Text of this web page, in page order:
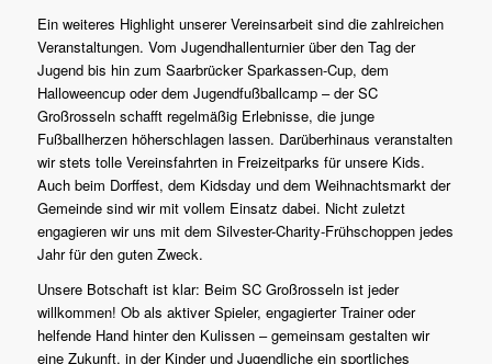
Ein weiteres Highlight unserer Vereinsarbeit sind die zahlreichen
Veranstaltungen. Vom Jugendhallenturnier über den Tag der
Jugend bis hin zum Saarbrücker Sparkassen-Cup, dem
Halloweencup oder dem Jugendfußballcamp – der SC
Großrosseln schafft regelmäßig Erlebnisse, die junge
Fußballherzen höherschlagen lassen. Darüberhinaus veranstalten
wir stets tolle Vereinsfahrten in Freizeitparks für unsere Kids.
Auch beim Dorffest, dem Kidsday und dem Weihnachtsmarkt der
Gemeinde sind wir mit vollem Einsatz dabei. Nicht zuletzt
engagieren wir uns mit dem Silvester-Charity-Frühschoppen jedes
Jahr für den guten Zweck.
Unsere Botschaft ist klar: Beim SC Großrosseln ist jeder
willkommen! Ob als aktiver Spieler, engagierter Trainer oder
helfende Hand hinter den Kulissen – gemeinsam gestalten wir
eine Zukunft, in der Kinder und Jugendliche ein sportliches